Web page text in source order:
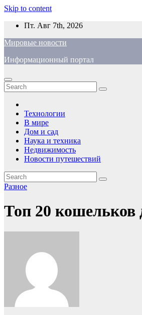
Skip to content
Пт. Авг 7th, 2026
Мировые новости
Информационный портал
Технологии
В мире
Дом и сад
Наука и техника
Недвижимость
Новости путешествий
Разное
Топ 20